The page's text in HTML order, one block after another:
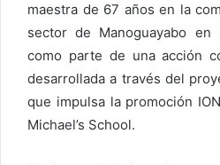
maestra de 67 años en la
sector de Manoguayabo en
como parte de una acción
desarrollada a través del
que impulsa la promoción
Michael’s School.